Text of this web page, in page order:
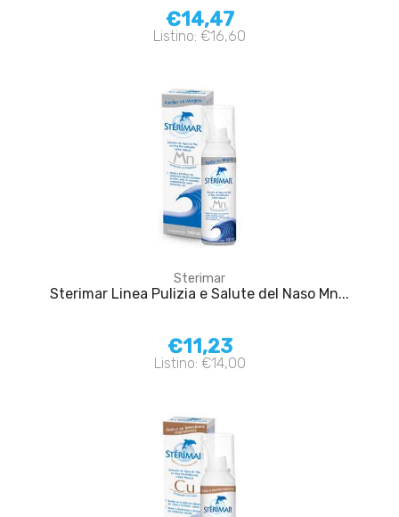
€14,47
Listino: €16,60
Sterimar
Sterimar Linea Pulizia e Salute del Naso Mn...
€11,23
Listino: €14,00